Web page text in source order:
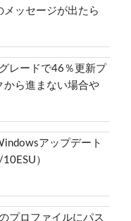
ッセージが出たら
レードで46％更新プ
から進まない場合や
アップデート
）
プロファイルにパス